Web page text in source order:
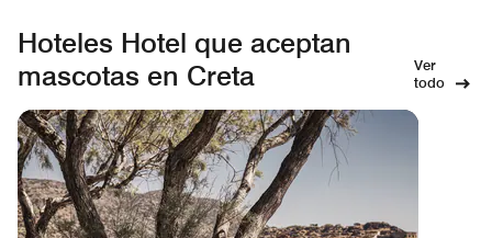
Hoteles Hotel que aceptan
mascotas en Creta
Ver
todo